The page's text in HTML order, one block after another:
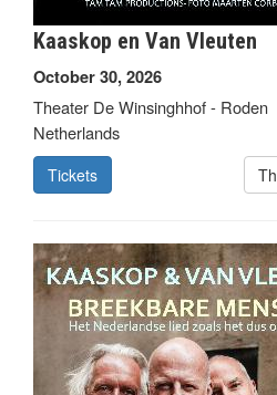
Kaaskop en Van Vleuten
October 30, 2026
Theater De Winsinghhof - Roden
Netherlands
Tickets